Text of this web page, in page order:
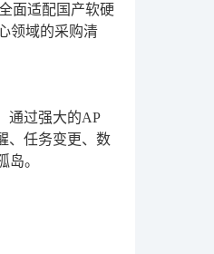
面适配国产软硬
领域的采购清
通过强大的AP
、任务变更、数
。